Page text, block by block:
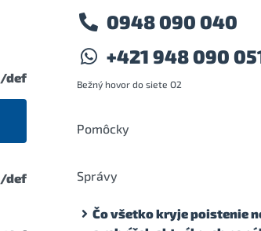
default.php
0948 090 040
+421 948 090
Bežný hovor do siete O2
Pomôcky
Správy
Čo všetko kryje poistenie